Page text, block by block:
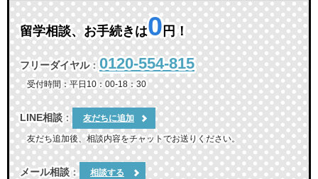
留学相談、お手続きは0 円！
フリーダイヤル：0120-554-815
受付時間：平日10：00-18：30
LINE相談 ： 友だちに追加
友だち追加後、相談内容をチャットでお送りください。
メール相談： 相談する